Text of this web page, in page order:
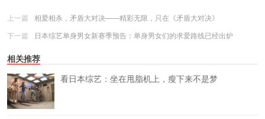
上一篇
相爱相杀，矛盾大对决——精彩无限，只在《矛盾大对决》
下一篇
日本综艺单身男女新赛季预告：单身男女们的求爱路线已经出炉
相关推荐
看日本综艺：坐在甩脂机上，瘦下来不是梦